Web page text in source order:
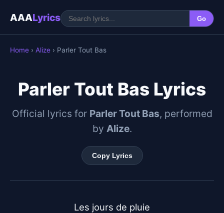
AAALyrics Go
Home › Alize › Parler Tout Bas
Parler Tout Bas Lyrics
Official lyrics for Parler Tout Bas, performed
by Alize.
Copy Lyrics
Les jours de pluie